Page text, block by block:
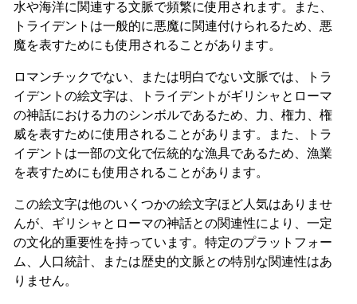
水や海洋に関連する文脈で頻繁に使用されます。また、
トライデントは一般的に悪魔に関連付けられるため、悪
魔を表すためにも使用されることがあります。
ロマンチックでない、または明白でない文脈では、トラ
イデントの絵文字は、トライデントがギリシャとローマ
の神話における力のシンボルであるため、力、権力、権
威を表すために使用されることがあります。また、トラ
イデントは一部の文化で伝統的な漁具であるため、漁業
を表すためにも使用されることがあります。
この絵文字は他のいくつかの絵文字ほど人気はありませ
んが、ギリシャとローマの神話との関連性により、一定
の文化的重要性を持っています。特定のプラットフォー
ム、人口統計、または歴史的文脈との特別な関連性はあ
りません。